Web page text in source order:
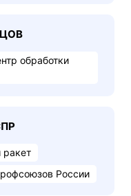
обработки
ракет
России